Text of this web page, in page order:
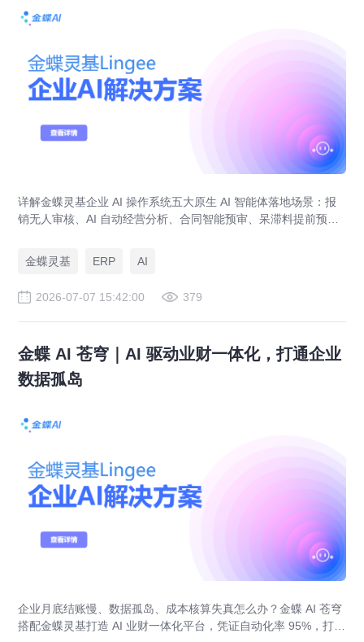
详解金蝶灵基企业 AI 操作系统五大原生 AI 智能体落地场景：报
销无人审核、AI 自动经营分析、合同智能预审、呆滞料提前预
金蝶灵基
ERP AI
2026-07-07 15:42:00 379
金蝶 AI 苍穹｜AI 驱动业财一体化，打通企业
数据孤岛
企业月底结账慢、数据孤岛、成本核算失真怎么办？金蝶 AI 苍穹
搭配金蝶灵基打造 AI 业财一体化平台，凭证自动化率 95%，打通